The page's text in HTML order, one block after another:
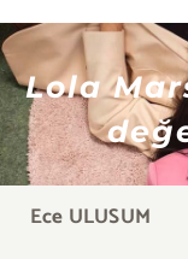
Lola
Ece ULUSUM